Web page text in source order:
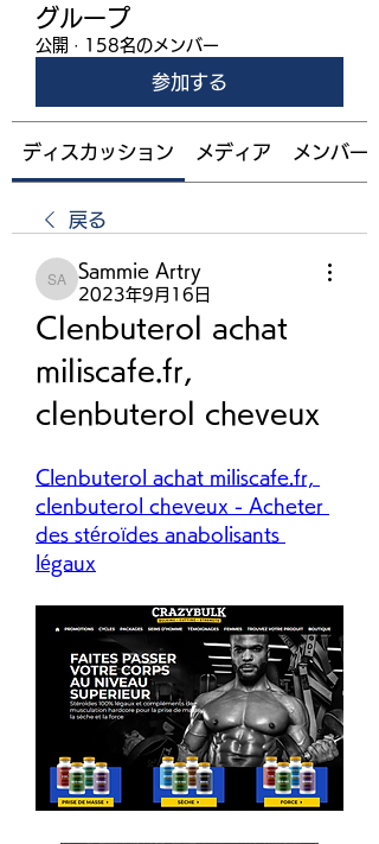
グループ
公開 · 158名のメンバー
参加する
ディスカッション メディア メンバー
戻る
Sammie Artry
Sammie Artry
2023年9月16日
Clenbuterol achat
miliscafe.fr,
clenbuterol cheveux
Clenbuterol achat miliscafe.fr,
clenbuterol cheveux - Acheter
des stéroïdes anabolisants
légaux